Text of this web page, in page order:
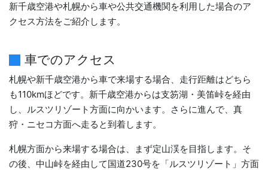
新千歳空港や札幌から車や公共交通機関を利用した場合のア
クセス方法をご紹介します。
車でのアクセス
札幌や新千歳空港から車で来場する場合、走行距離はどちら
も110kmほどです。新千歳空港からは支笏湖・美笛峠を経由
し、ルスツリゾート方面に向かいます。さらに進んで、真
狩・ニセコ方面へ走ると到着します。
札幌方面から来場する場合は、まず定山渓を目指します。そ
の後、中山峠を経由して国道230号を「ルスツリゾート」方面